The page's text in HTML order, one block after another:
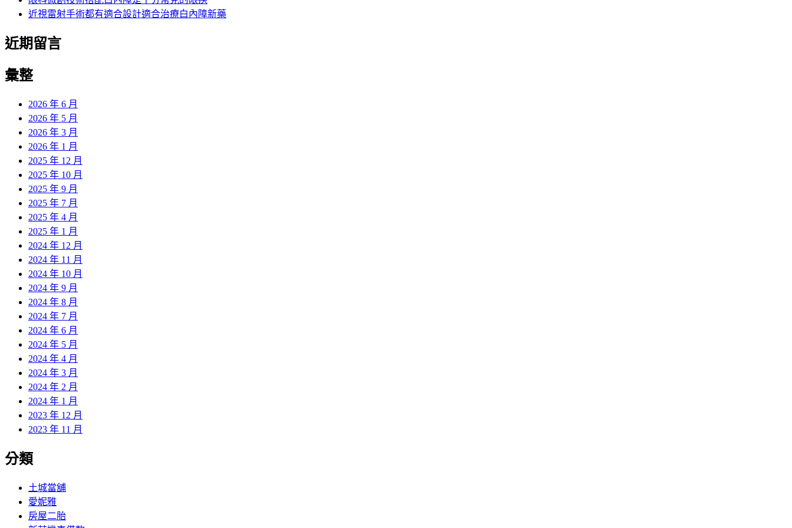
近視雷射手術都有適合設計適合治療白內障新藥
近期留言
彙整
2026 年 6 月
2026 年 5 月
2026 年 3 月
2026 年 1 月
2025 年 12 月
2025 年 10 月
2025 年 9 月
2025 年 7 月
2025 年 4 月
2025 年 1 月
2024 年 12 月
2024 年 11 月
2024 年 10 月
2024 年 9 月
2024 年 8 月
2024 年 7 月
2024 年 6 月
2024 年 5 月
2024 年 4 月
2024 年 3 月
2024 年 2 月
2024 年 1 月
2023 年 12 月
2023 年 11 月
分類
土城當舖
愛妮雅
房屋二胎